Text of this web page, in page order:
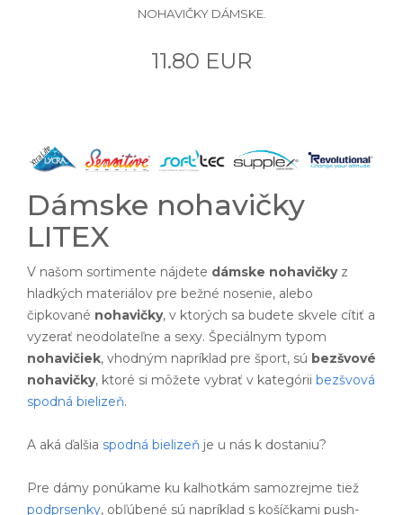
NOHAVIČKY DÁMSKE.
11.80 EUR
Dámske nohavičky
LITEX
V našom sortimente nájdete dámske nohavičkyz
hladkých materiálov pre bežné nosenie, alebo
čipkované nohavičky, v ktorých sa budete skvele cítiť a
vyzerať neodolateľne a sexy. Špeciálnym typom
nohavičiek, vhodným napríklad pre šport, sú bezšvové
nohavičky, ktoré si môžete vybrať v kategórii bezšvová
spodná bielizeň.
A aká ďalšia spodná bielizeň je u nás k dostaniu?
Pre dámy ponúkame ku kalhotkám samozrejme tiež
podprsenky, obľúbené sú napríklad s košíčkami push-